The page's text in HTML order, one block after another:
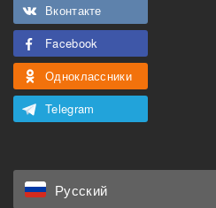
Вконтакте
Facebook
Одноклассники
Telegram
Русский